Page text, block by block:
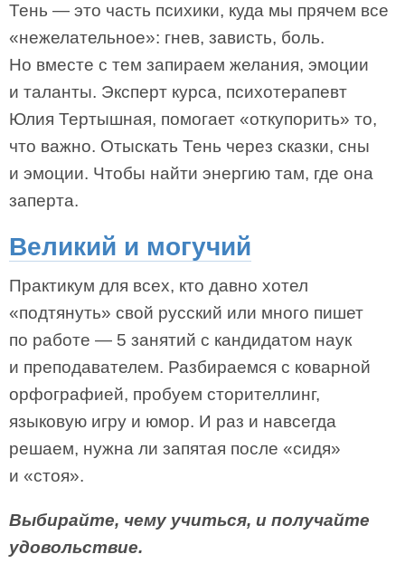
Тень — это часть психики, куда мы прячем все
«нежелательное»: гнев, зависть, боль.
Но вместе с тем запираем желания, эмоции
и таланты. Эксперт курса, психотерапевт
Юлия Тертышная, помогает «откупорить» то,
что важно. Отыскать Тень через сказки, сны
и эмоции. Чтобы найти энергию там, где она
заперта.
Великий и могучий
Практикум для всех, кто давно хотел
«подтянуть» свой русский или много пишет
по работе — 5 занятий с кандидатом наук
и преподавателем. Разбираемся с коварной
орфографией, пробуем сторителлинг,
языковую игру и юмор. И раз и навсегда
решаем, нужна ли запятая после «сидя»
и «стоя».
Выбирайте, чему учиться, и получайте
удовольствие.